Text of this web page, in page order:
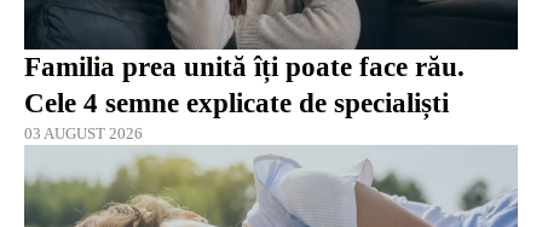
Familia prea unită îți poate face rău.
Cele 4 semne explicate de specialiști
03 AUGUST 2026